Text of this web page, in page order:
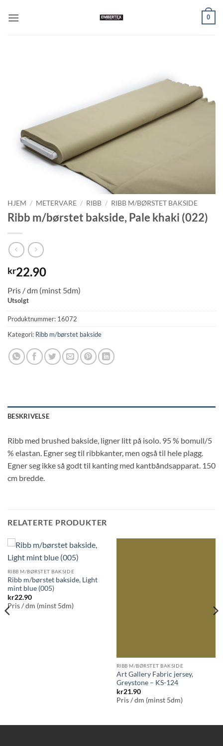
0
HJEM / METERVARE / RIBB / RIBB M/BØRSTET BAKSIDE
Ribb m/børstet bakside, Pale khaki (022)
kr22.90
Pris / dm (minst 5dm)
Utsolgt
Produktnummer: 16072
Kategori: Ribb m/børstet bakside
BESKRIVELSE
Ribb med brushed bakside, ligner litt på isolo. 95 % bomull/5
% elastan. Egner seg til ribbkanter, men også til hele plagg.
Egner seg ikke så godt til kanting med kantbåndsapparat. 150
cm bredde.
RELATERTE PRODUKTER
RIBB M/BØRSTET BAKSIDE
Ribb m/børstet bakside, Light
mint blue (005)
kr22.90
Pris / dm (minst 5dm)
RIBB M/BØRSTET BAKSIDE
Art Gallery Fabric jersey,
Greystone – KS-124
kr21.90
Pris / dm (minst 5dm)